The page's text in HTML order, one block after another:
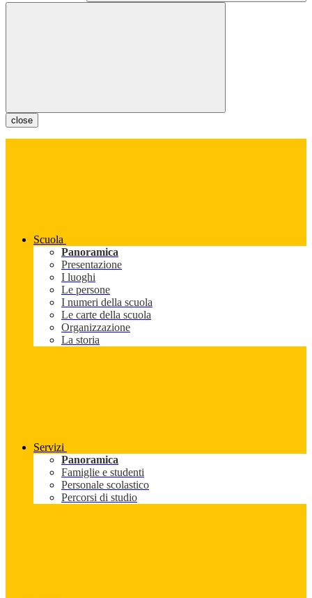
close
Scuola
Panoramica
Presentazione
I luoghi
Le persone
I numeri della scuola
Le carte della scuola
Organizzazione
La storia
Servizi
Panoramica
Famiglie e studenti
Personale scolastico
Percorsi di studio